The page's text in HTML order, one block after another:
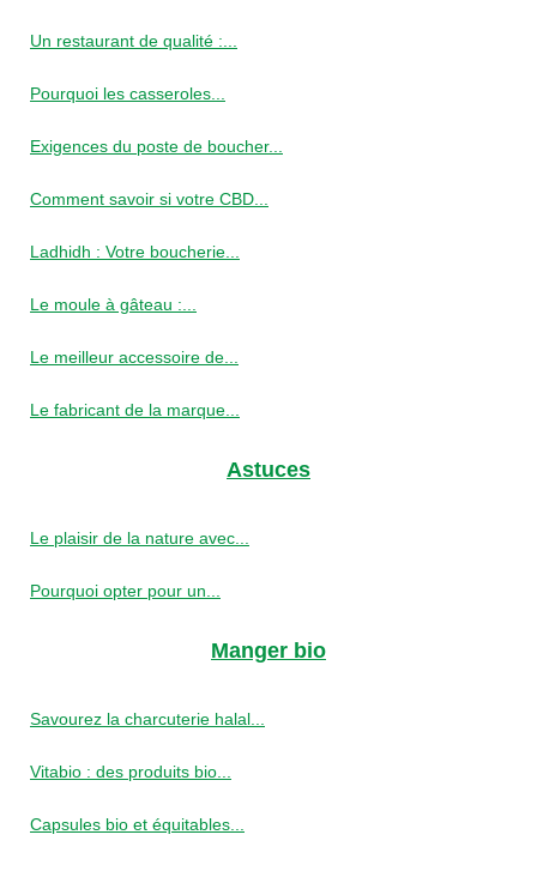
Un restaurant de qualité :...
Pourquoi les casseroles...
Exigences du poste de boucher...
Comment savoir si votre CBD...
Ladhidh : Votre boucherie...
Le moule à gâteau :...
Le meilleur accessoire de...
Le fabricant de la marque...
Astuces
Le plaisir de la nature avec...
Pourquoi opter pour un...
Manger bio
Savourez la charcuterie halal...
Vitabio : des produits bio...
Capsules bio et équitables...